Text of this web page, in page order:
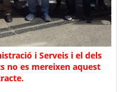
i Serveis i el dels
no es mereixen aquest